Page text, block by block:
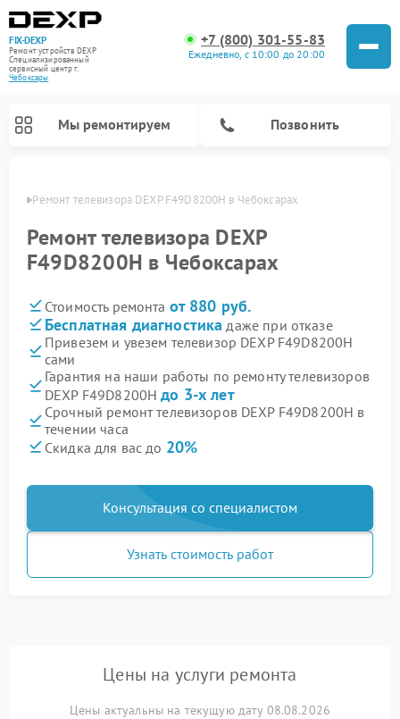
FIX-DEXP
Ремонт устройств DEXP
Специализированный
cервисный центр г.
Чебоксары
+7 (800) 301-55-83
Ежедневно, с 10:00 до 20:00
Мы ремонтируем Позвонить
Ремонт телевизора DEXP F49D8200H в Чебоксарах
Ремонт телевизора DEXP
F49D8200H в Чебоксарах
Стоимость ремонта от 880 руб.
Бесплатная диагностика даже при отказе
Привезем и увезем телевизор DEXP F49D8200H
сами
Гарантия на наши работы по ремонту телевизоров
DEXP F49D8200Hдо 3-х лет
Срочный ремонт телевизоров DEXP F49D8200H в
течении часа
Скидка для вас до 20%
Консультация со специалистом
Узнать стоимость работ
Цены на услуги ремонта
Цены актуальны на текущую дату 08.08.2026